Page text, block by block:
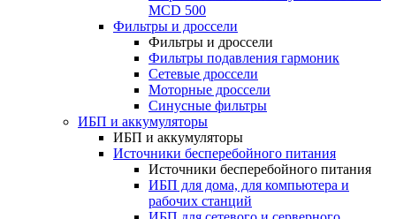
MCD 500
Фильтры и дроссели
Фильтры и дроссели
Фильтры подавления гармоник
Сетевые дроссели
Моторные дроссели
Синусные фильтры
ИБП и аккумуляторы
ИБП и аккумуляторы
Источники бесперебойного питания
Источники бесперебойного питания
ИБП для дома, для компьютера и
рабочих станций